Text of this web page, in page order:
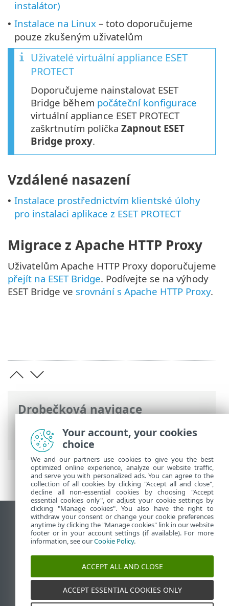
Drobečková navigace
ESET Online nápověda> ESET Bridge>
Začínáme
instalátor)
• Instalace na Linux – toto doporučujeme
pouze zkušeným uživatelům
Uživatelé virtuální appliance ESET
PROTECT
Doporučujeme nainstalovat ESET
Bridge během počáteční konfigurace
virtuální appliance ESET PROTECT
zaškrtnutím políčka Zapnout ESET
Bridge proxy.
Vzdálené nasazení
• Instalace prostřednictvím klientské úlohy
pro instalaci aplikace z ESET PROTECT
Migrace z Apache HTTP Proxy
Uživatelům Apache HTTP Proxy doporučujeme
přejít na ESET Bridge. Podívejte se na výhody
ESET Bridge ve srovnání s Apache HTTP Proxy.
Zobrazit verzi pro počítač
End of Life
ESET Databáze znalostí
ESET Forum
ESET Status Portal
Regionální podpora
Your account, your cookies
choice
We and our partners use cookies to give you the best
optimized online experience, analyze our website traffic,
and serve you with personalized ads. You can agree to the
collection of all cookies by clicking "Accept all and close",
decline all non-essential cookies by choosing "Accept
essential cookies only", or adjust your cookie settings by
clicking "Manage cookies". You also have the right to
withdraw your consent or change your cookie preferences
anytime by clicking the "Manage cookies" link in our website
footer or in your account settings (if available). For more
information, see ourCookie Policy.
ACCEPT ALL AND CLOSE
ACCEPT ESSENTIAL COOKIES ONLY